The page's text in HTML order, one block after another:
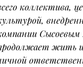
коллектива,
Сысоевым
жить и